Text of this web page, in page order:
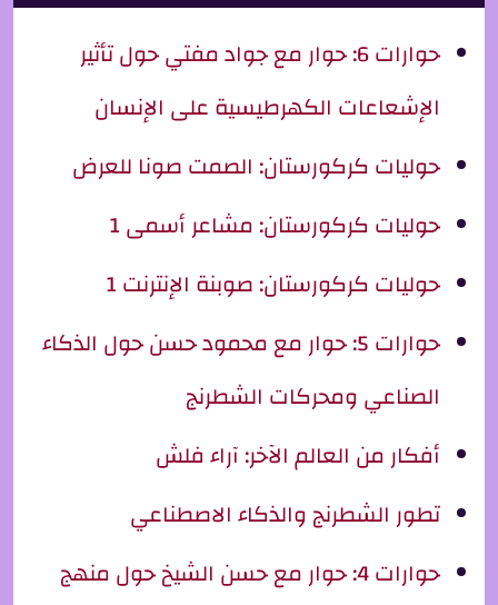
حوارات 6: حوار مع جواد مفتي حول تأثير
الإشعاعات الكهرطيسية على الإنسان
حوليات كركورستان: الصمت صونا للعرض
حوليات كركورستان: مشاعر أسمى 1
حوليات كركورستان: صوبنة الإنترنت 1
حوارات 5: حوار مع محمود حسن حول الذكاء
الصناعي ومحركات الشطرنج
أفكار من العالم الآخر: آراء فلش
تطور الشطرنج والذكاء الاصطناعي
حوارات 4: حوار مع حسن الشيخ حول منهج